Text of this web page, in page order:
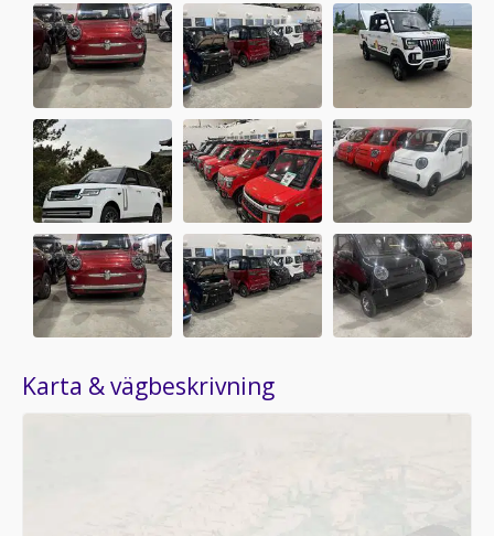
Karta & vägbeskrivning